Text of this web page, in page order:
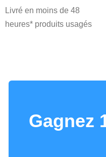
Livré en moins de 48
heures* produits usagés
Gagnez